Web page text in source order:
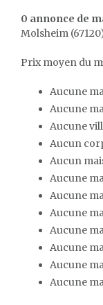
0 annonce de
Molsheim
Prix moyen du
Aucune
Aucune
Aucune
Aucun
Aucun
Aucune
Aucune
Aucune
Aucune
Aucune
Aucune
Aucune